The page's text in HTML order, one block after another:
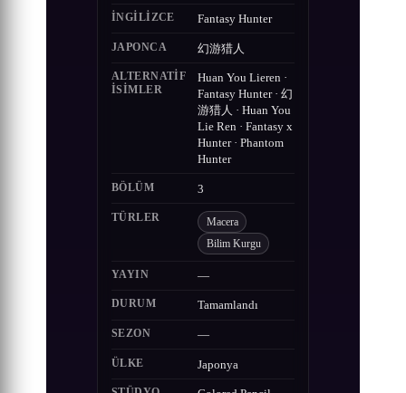
İNGILIZCE Fantasy Hunter
JAPONCA 幻游猎人
ALTERNATIF
ISIMLER
Huan You Lieren ·
Fantasy Hunter · 幻
游猎人 · Huan You
Lie Ren · Fantasy x
Hunter · Phantom
Hunter
BÖLÜM 3
TÜRLER Macera
Bilim Kurgu
YAYIN —
DURUM Tamamlandı
SEZON —
ÜLKE Japonya